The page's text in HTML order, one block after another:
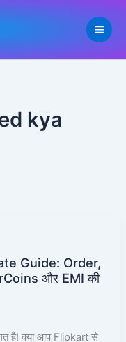
kya
Guide: Order,
और EMI की
है! क्या आप Flipkart से